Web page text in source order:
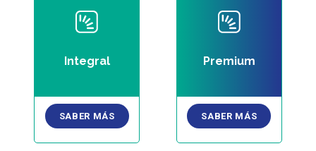
Integral
SABER MÁS
Premium
SABER MÁS